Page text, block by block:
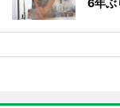
6年ぶ